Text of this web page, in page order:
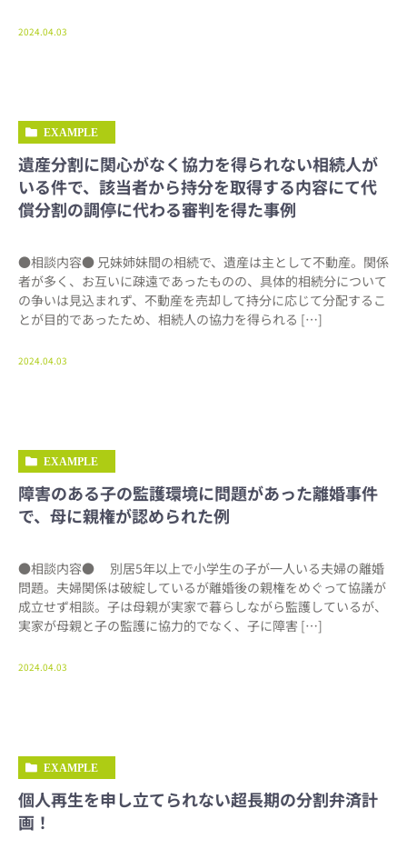
2024.04.03
EXAMPLE
遺産分割に関心がなく協力を得られない相続人が
いる件で、該当者から持分を取得する内容にて代
償分割の調停に代わる審判を得た事例
●相談内容● 兄妹姉妹間の相続で、遺産は主として不動産。関係
者が多く、お互いに疎遠であったものの、具体的相続分について
の争いは見込まれず、不動産を売却して持分に応じて分配するこ
とが目的であったため、相続人の協力を得られる […]
2024.04.03
EXAMPLE
障害のある子の監護環境に問題があった離婚事件
で、母に親権が認められた例
●相談内容● 別居5年以上で小学生の子が一人いる夫婦の離婚
問題。夫婦関係は破綻しているが離婚後の親権をめぐって協議が
成立せず相談。子は母親が実家で暮らしながら監護しているが、
実家が母親と子の監護に協力的でなく、子に障害 […]
2024.04.03
EXAMPLE
個人再生を申し立てられない超長期の分割弁済計
画！